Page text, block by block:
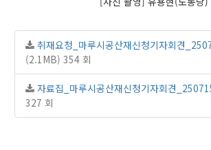
취재요청_마루시공산재신청기자회견
(2.1MB) 354 회
자료집_마루시공산재신청기자회견
327 회